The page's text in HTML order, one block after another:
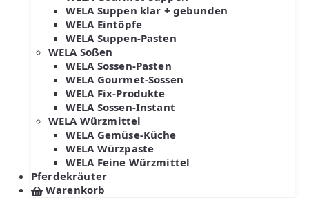
WELA Suppen klar + gebunden
WELA Eintöpfe
WELA Suppen-Pasten
WELA Soßen
WELA Sossen-Pasten
WELA Gourmet-Sossen
WELA Fix-Produkte
WELA Sossen-Instant
WELA Würzmittel
WELA Gemüse-Küche
WELA Würzpaste
WELA Feine Würzmittel
Pferdekräuter
Warenkorb